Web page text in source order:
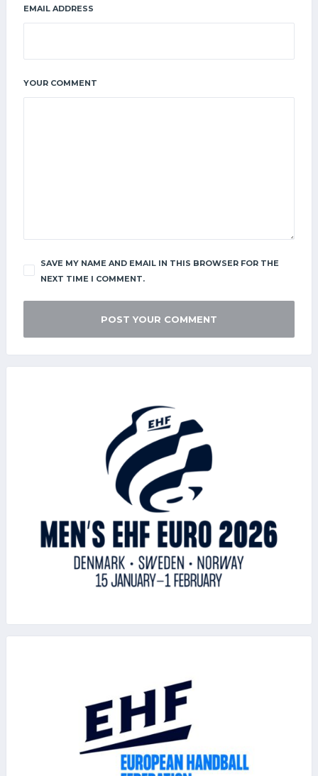
EMAIL ADDRESS
YOUR COMMENT
SAVE MY NAME AND EMAIL IN THIS BROWSER FOR THE
NEXT TIME I COMMENT.